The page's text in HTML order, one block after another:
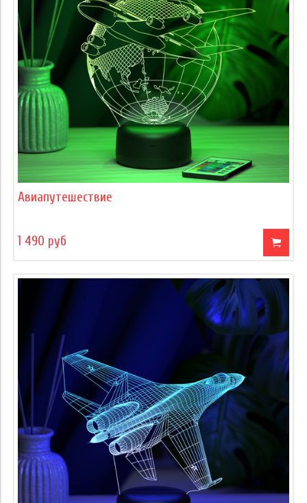
Авиапутешествие
1 490 руб